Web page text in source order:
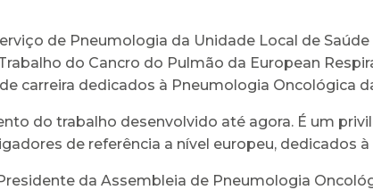
de Pneumologia da Unidade Local de
do Cancro do Pulmão da European
carreira dedicados à Pneumologia Oncológica
do trabalho desenvolvido até agora. É um
de referência a nível europeu, dedicados
da Assembleia de Pneumologia